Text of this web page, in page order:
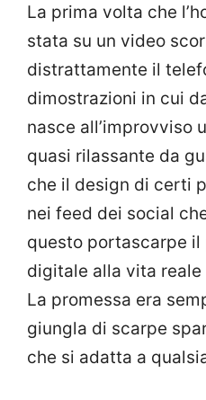
La prima volta che
stata su un video
distrattamente il
dimostrazioni in cui
nasce all’improvviso
quasi rilassante da
che il design di certi
nei feed dei social
questo portascarpe il
digitale alla vita
La promessa era
giungla di scarpe
che si adatta a